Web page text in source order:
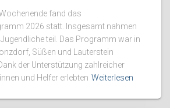
fand das
2026 statt. Insgesamt nahmen
teil. Das Programm war in
Süßen und Lauterstein
der Unterstützung zahlreicher
und Helfer erlebten Weiterlesen